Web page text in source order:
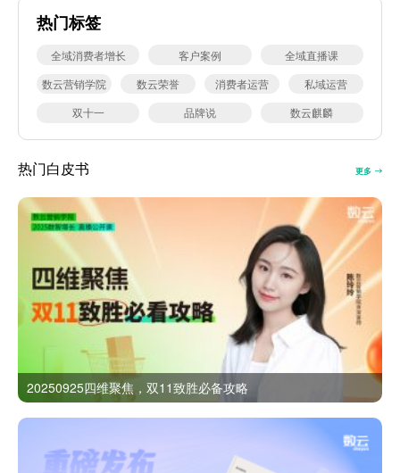
热门标签
全域消费者增长 客户案例
全域直播课
数云营销学院
数云荣誉 消费者运营
私域运营
双十一
品牌说 数云麒麟
热门白皮书 更多
20250925四维聚焦，双11致胜必备攻略